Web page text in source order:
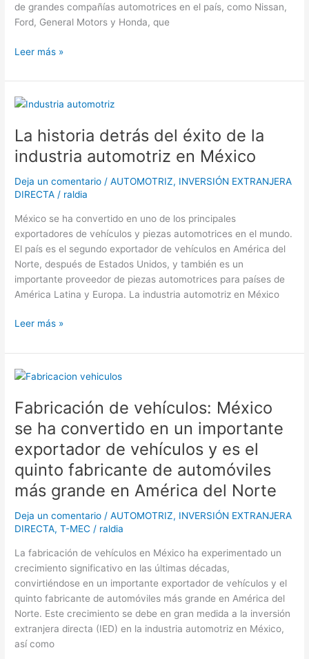
de grandes compañías automotrices en el país, como Nissan,
Ford, General Motors y Honda, que
empleo?
Leer más »
La historia detrás del éxito de la
industria automotriz en México
Deja un comentario /AUTOMOTRIZ, INVERSIÓN EXTRANJERA
DIRECTA / raldia
México se ha convertido en uno de los principales
exportadores de vehículos y piezas automotrices en el mundo.
El país es el segundo exportador de vehículos en América del
Norte, después de Estados Unidos, y también es un
importante proveedor de piezas automotrices para países de
América Latina y Europa. La industria automotriz en México
La
detrás
del
éxito
de
la
automotriz
en
México
Leer más »
Fabricación de vehículos: México
se ha convertido en un importante
exportador de vehículos y es el
quinto fabricante de automóviles
más grande en América del Norte
Deja un comentario /AUTOMOTRIZ, INVERSIÓN EXTRANJERA
DIRECTA,T-MEC / raldia
La fabricación de vehículos en México ha experimentado un
crecimiento significativo en las últimas décadas,
convirtiéndose en un importante exportador de vehículos y el
quinto fabricante de automóviles más grande en América del
Norte. Este crecimiento se debe en gran medida a la inversión
extranjera directa (IED) en la industria automotriz en México,
así como
Fabricación
vehículos:
México
se
ha
convertido
en
un
importante
exportador
vehículos
y
es
el
quinto
fabricante
de